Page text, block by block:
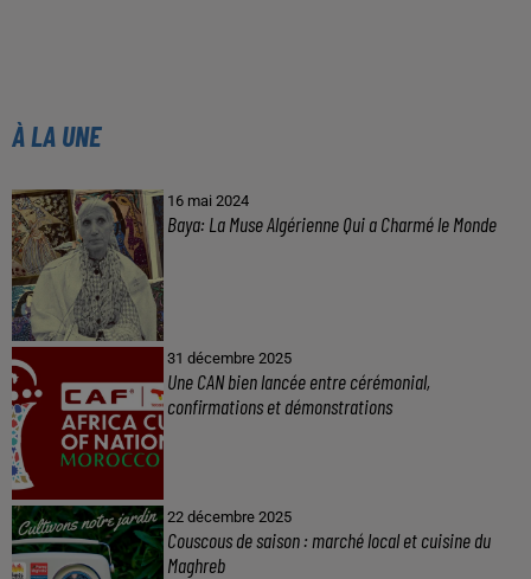
À LA UNE
16 mai 2024
Baya: La Muse Algérienne Qui a Charmé le Monde
31 décembre 2025
Une CAN bien lancée entre cérémonial,
confirmations et démonstrations
22 décembre 2025
Couscous de saison : marché local et cuisine du
Maghreb